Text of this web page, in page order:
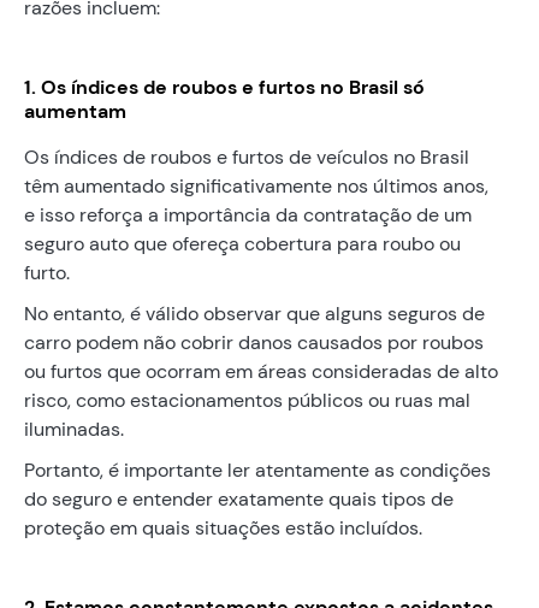
razões incluem:
1. Os índices de roubos e furtos no Brasil só
aumentam
Os índices de roubos e furtos de veículos no Brasil
têm aumentado significativamente nos últimos anos,
e isso reforça a importância da contratação de um
seguro auto que ofereça cobertura para roubo ou
furto.
No entanto, é válido observar que alguns seguros de
carro podem não cobrir danos causados por roubos
ou furtos que ocorram em áreas consideradas de alto
risco, como estacionamentos públicos ou ruas mal
iluminadas.
Portanto, é importante ler atentamente as condições
do seguro e entender exatamente quais tipos de
proteção em quais situações estão incluídos.